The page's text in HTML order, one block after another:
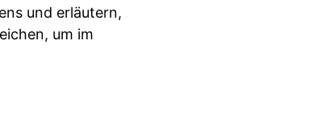
und erläutern,
um im